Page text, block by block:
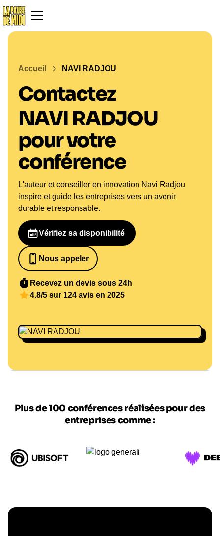
Accueil NAVI RADJOU
Contactez
NAVI RADJOU
pour votre
conférence
L'auteur et conseiller en innovation Navi Radjou
inspire et guide les entreprises vers un avenir
durable et responsable.
Vérifiez sa disponibilité
Nous appeler
0652698481
Recevez un devis sous 24h
4,8/5 sur 124 avis en 2025
Plus de 100 conférences réalisées pour des
entreprises comme :